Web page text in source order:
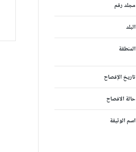
مجلد رقم
البلد
المنطقة
تاريخ الإفصاح
حالة الافصاح
اسم الوثيقة